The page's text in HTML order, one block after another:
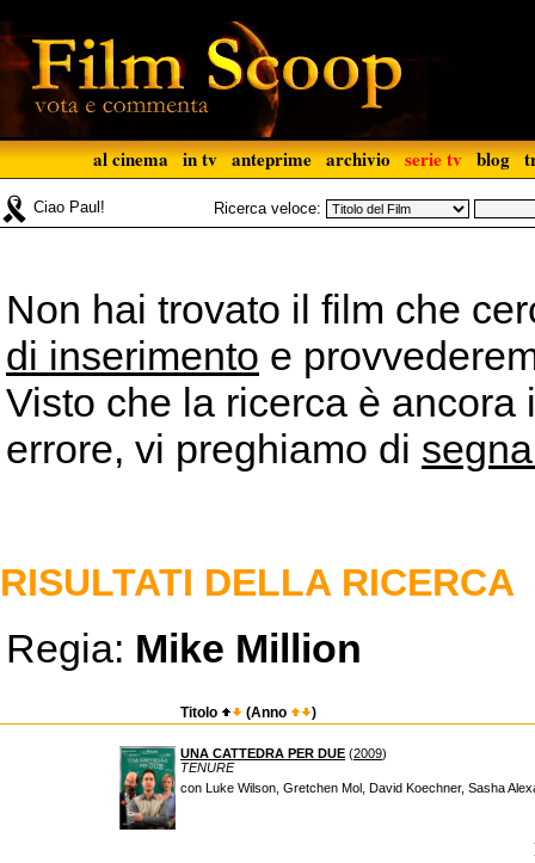
al cinema in tv anteprime archivio serie tv blog
Ciao Paul! Ricerca veloce:
Non hai trovato il film che
di inserimento e
Visto che la ricerca è
errore, vi preghiamo di
RISULTATI DELLA RICERCA
Regia: Mike Million
Titolo (Anno )
UNA CATTEDRA PER DUE (2009)
TENURE
con Luke Wilson, Gretchen Mol, David Koechner, Sasha